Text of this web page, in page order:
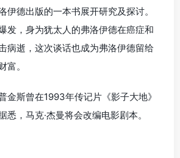
伊德出版的一本书展开研究及探讨。
发，身为犹太人的弗洛伊德在癌症和
病逝，这次谈话也成为弗洛伊德留给
富。
金斯曾在1993年传记片《影子大地》
悉，马克·杰曼将会改编电影剧本。